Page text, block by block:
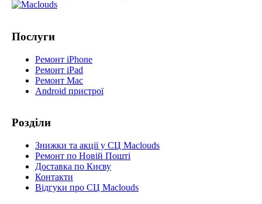
Послуги
Ремонт iPhone
Ремонт iPad
Ремонт Mac
Android пристрої
Розділи
Знижки та акції у СЦ Maclouds
Ремонт по Новій Пошті
Доставка по Києву
Контакти
Відгуки про СЦ Maclouds